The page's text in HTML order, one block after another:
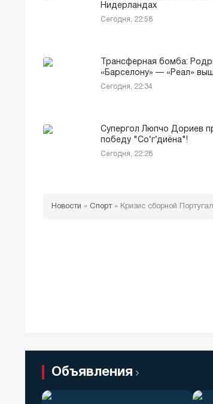
Нидерландах
Сегодня, 22:58
Трансферная бомба:
«Барселону» — «Реал»
Сегодня, 22:34
Супергол Люпчо Дориев
победу "Со‘г‘диёна"!
Сегодня, 22:28
Новости » Спорт» Кризис сборной
Объявления